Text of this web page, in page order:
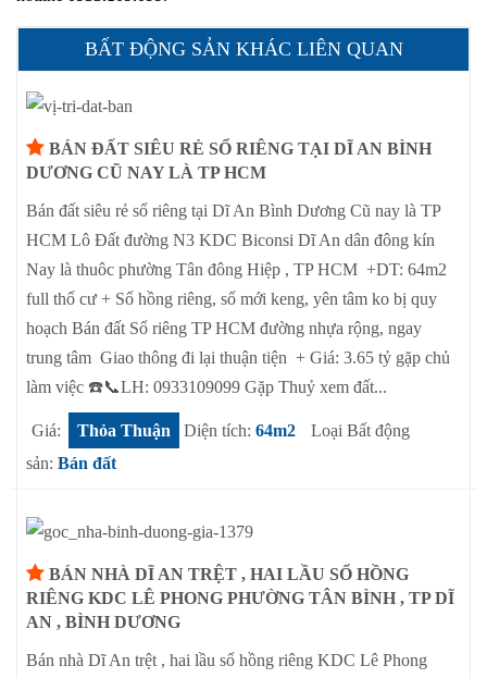
BẤT ĐỘNG SẢN KHÁC LIÊN QUAN
BÁN ĐẤT SIÊU RẺ SỔ RIÊNG TẠI DĨ AN BÌNH
DƯƠNG CŨ NAY LÀ TP HCM
Bán đất siêu rẻ sổ riêng tại Dĩ An Bình Dương Cũ nay là TP
HCM Lô Đất đường N3 KDC Biconsi Dĩ An dân đông kín
Nay là thuôc phường Tân đông Hiệp , TP HCM +DT: 64m2
full thổ cư + Sổ hồng riêng, sổ mới keng, yên tâm ko bị quy
hoạch Bán đất Sổ riêng TP HCM đường nhựa rộng, ngay
trung tâm Giao thông đi lại thuận tiện + Giá: 3.65 tỷ gặp chủ
làm việc ☎️📞LH: 0933109099 Gặp Thuỷ xem đất...
Giá: Thỏa Thuận Diện tích: 64m2
Loại Bất động
sản: Bán đất
BÁN NHÀ DĨ AN TRỆT , HAI LẦU SỔ HỒNG
RIÊNG KDC LÊ PHONG PHƯỜNG TÂN BÌNH , TP DĨ
AN , BÌNH DƯƠNG
Bán nhà Dĩ An trệt , hai lầu sổ hồng riêng KDC Lê Phong